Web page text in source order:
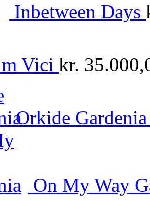
Inbetween Days
Vici kr.
Orkide Gardenia
On My Way